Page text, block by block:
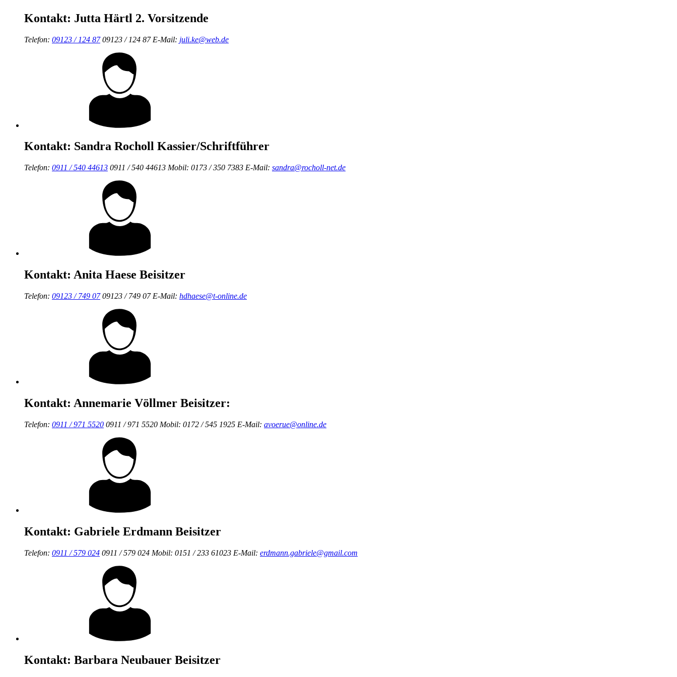
Kontakt: Jutta Härtl 2. Vorsitzende
Telefon: 09123 / 124 87 09123 / 124 87 E-Mail: juli.ke@web.de
Kontakt: Sandra Rocholl Kassier/Schriftführer
Telefon: 0911 / 540 44613 0911 / 540 44613 Mobil: 0173 / 350 7383 E-Mail: sandra@rocholl-net.de
Kontakt: Anita Haese Beisitzer
Telefon: 09123 / 749 07 09123 / 749 07 E-Mail: hdhaese@t-online.de
Kontakt: Annemarie Völlmer Beisitzer:
Telefon: 0911 / 971 5520 0911 / 971 5520 Mobil: 0172 / 545 1925 E-Mail: avoerue@online.de
Kontakt: Gabriele Erdmann Beisitzer
Telefon: 0911 / 579 024 0911 / 579 024 Mobil: 0151 / 233 61023 E-Mail: erdmann.gabriele@gmail.com
Kontakt: Barbara Neubauer Beisitzer